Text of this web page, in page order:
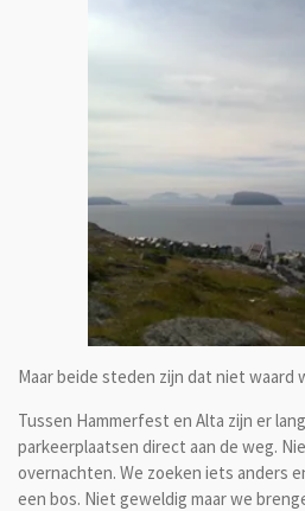
Maar beide steden zijn dat niet waard
Tussen Hammerfest en Alta zijn er
parkeerplaatsen direct aan de weg.
overnachten. We zoeken iets anders
een bos. Niet geweldig maar we